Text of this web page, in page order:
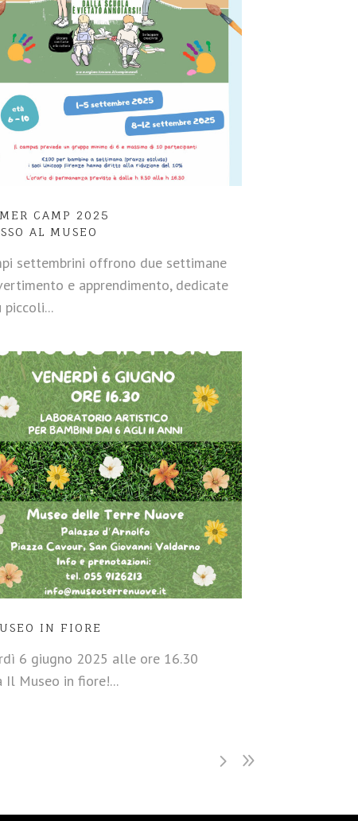
CAMP 2025
AL MUSEO
settembrini offrono due settimane
e apprendimento, dedicate
piccoli...
IN FIORE
6 giugno 2025 alle ore 16.30
Il Museo in fiore!...